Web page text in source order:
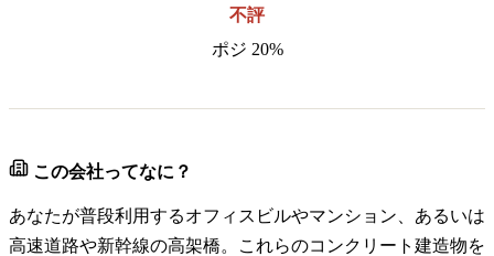
不評
ポジ 20%
この会社ってなに？
あなたが普段利用するオフィスビルやマンション、あるいは
高速道路や新幹線の高架橋。これらのコンクリート建造物を